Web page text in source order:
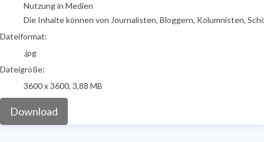
Nutzung in Medien
Die Inhalte können von Journalisten, Bloggern, Kolumnisten,
Dateiformat:
.jpg
Dateigröße:
3600 x 3600, 3,88 MB
Download